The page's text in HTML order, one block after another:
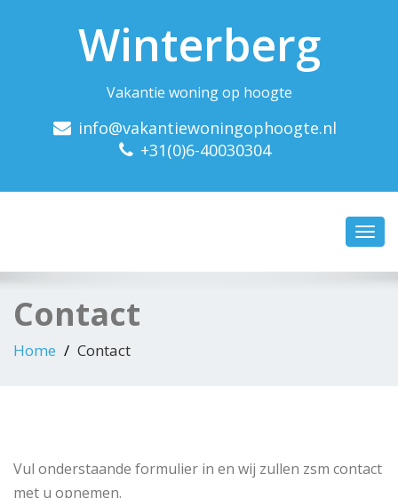
Winterberg
Vakantie woning op hoogte
info@vakantiewoningophoogte.nl
+31(0)6-40030304
Contact
Home Contact
Vul onderstaande formulier in en wij zullen zsm contact
met u opnemen.